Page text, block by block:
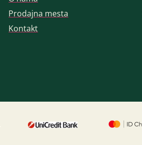
Prodajna mesta
Kontakt